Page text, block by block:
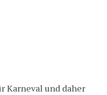
Karneval und daher